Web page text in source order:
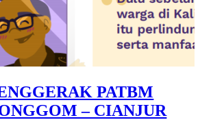
PATBM
– CIANJUR